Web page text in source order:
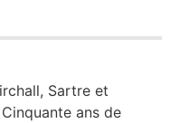
Sartre et
ans de